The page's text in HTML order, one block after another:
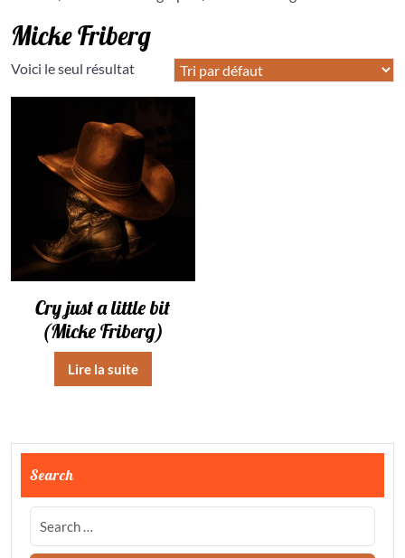
Micke Friberg
Voici le seul résultat
Cry just a little bit
(Micke Friberg)
Lire la suite
Search